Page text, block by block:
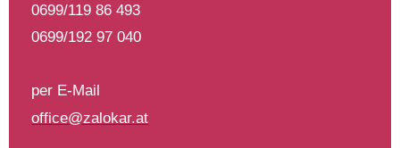
0699/119 86 493
0699/192 97 040
per E-Mail
office@zalokar.at